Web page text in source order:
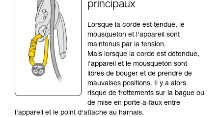
informations de la notice technique pour
pouvoir comprendre ce complément
d’informations.
Maîtriser ces techniques nécessite une
formation et un entraînement spécifique. Validez
avec un professionnel votre capacité à refaire
la manipulation, seul, en toute sécurité, avant
de la reproduire en autonomie.
Nous donnons des exemples de techniques
liées à votre activité. Il peut en exister d’autres
que nous ne décrivons pas ici.
principaux
Lorsque la corde est tendue, le
mousqueton et l'appareil sont
maintenus par la tension.
Mais lorsque la corde est détendue,
l'appareil et le mousqueton sont
libres de bouger et de prendre de
mauvaises positions. Il y a alors
risque de frottements sur la bague ou
de mise en porte-à-faux entre
l'appareil et le point d'attache au harnais.